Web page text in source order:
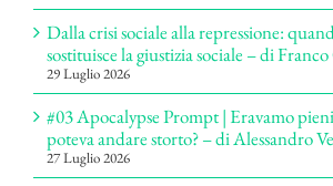
Dalla crisi sociale alla repressione:
sostituisce la giustizia sociale – di
29 Luglio 2026
#03 Apocalypse Prompt | Eravamo
poteva andare storto? – di Alessandro
27 Luglio 2026